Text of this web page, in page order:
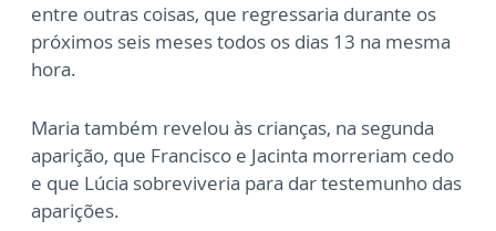
entre outras coisas, que regressaria durante os
próximos seis meses todos os dias 13 na mesma
hora.
Maria também revelou às crianças, na segunda
aparição, que Francisco e Jacinta morreriam cedo
e que Lúcia sobreviveria para dar testemunho das
aparições.